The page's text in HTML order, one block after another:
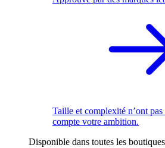
Taille et complexité n’ont pas
compte votre ambition.
Disponible dans toutes les boutiques